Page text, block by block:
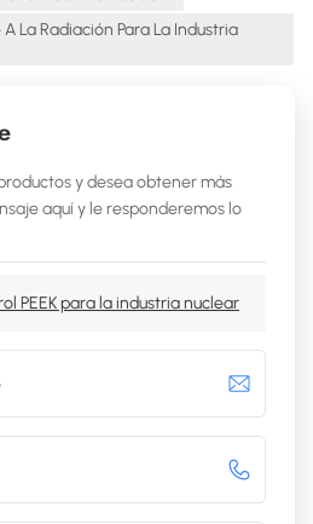
La Radiación Para La Industria
y desea obtener más
aquí y le responderemos lo
PEEK para la industria nuclear